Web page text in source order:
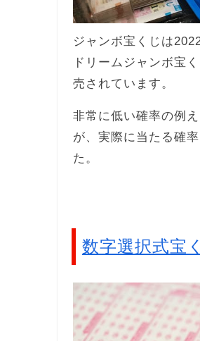
ジャンボ宝くじは
ドリームジャンボ宝
売されています。
非常に低い確率の例
が、実際に当たる確
た。
数字選択式宝